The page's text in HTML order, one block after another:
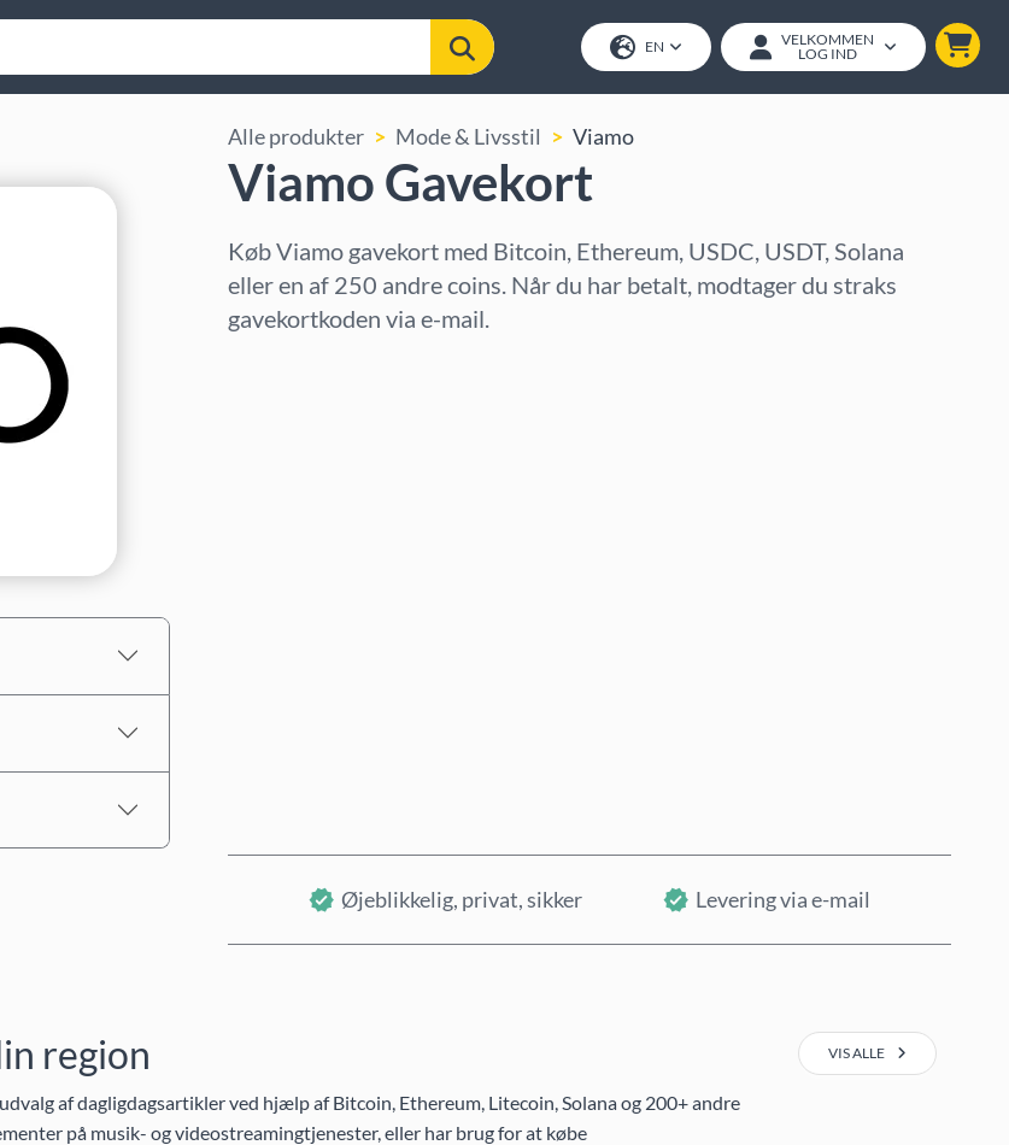
EN
VELKOMMEN
LOG IND
Alle produkter Mode & Livsstil Viamo
Viamo Gavekort
Køb Viamo gavekort med Bitcoin, Ethereum, USDC, USDT, Solana
eller en af 250 andre coins. Når du har betalt, modtager du straks
gavekortkoden via e-mail.
Øjeblikkelig, privat, sikker Levering via e-mail
region
af dagligdagsartikler ved hjælp af Bitcoin, Ethereum, Litecoin, Solana og 200+ andre
på musik- og videostreamingtjenester, eller har brug for at købe
VIS ALLE